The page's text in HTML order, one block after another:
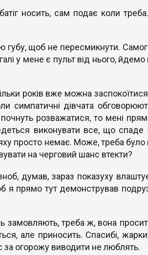
носить, сам подає коли
губу, щоб не пересмикнути.
у мене є пульт від нього, йдемо
років вже можна заспокоїтися
симпатичні дівчата
розважатися, то мені
виконувати все, що спаде
просто немає. Може, треба було
на черговий шанс втекти?
думав, зараз показуху
я прямо тут демонстрував
замовляють, треба ж, вона
але приносить. Спасибі,
за огорожу виводити не люблять.